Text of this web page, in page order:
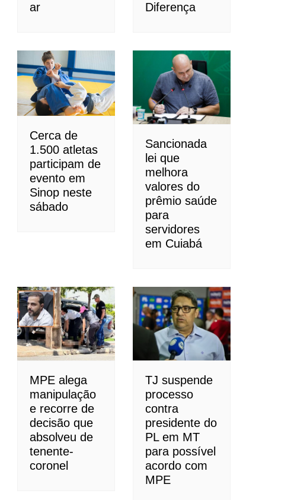
ar Diferença
Cerca de
1.500 atletas
participam de
evento em
Sinop neste
sábado
Sancionada
lei que
melhora
valores do
prêmio saúde
para
servidores
em Cuiabá
MPE alega
manipulação
e recorre de
decisão que
absolveu de
tenente-
coronel
TJ suspende
processo
contra
presidente do
PL em MT
para possível
acordo com
MPE